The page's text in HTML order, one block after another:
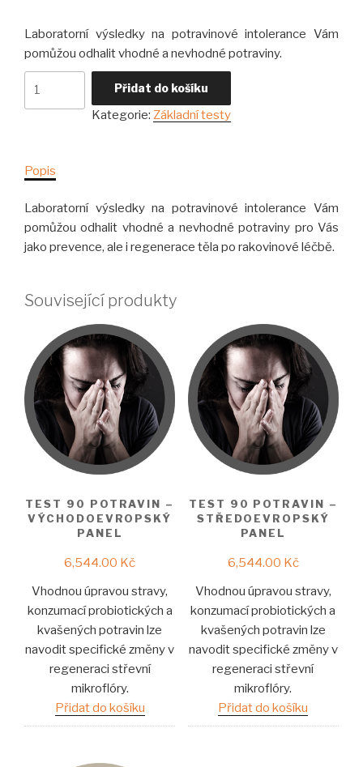
Laboratorní výsledky na potravinové intolerance Vám
pomůžou odhalit vhodné a nevhodné potraviny.
Přidat do košíku
Kategorie: Základní testy
Popis
Laboratorní výsledky na potravinové intolerance Vám
pomůžou odhalit vhodné a nevhodné potraviny pro Vás
jako prevence, ale i regenerace těla po rakovinové léčbě.
Související produkty
TEST 90 POTRAVIN –
VÝCHODOEVROPSKÝ
PANEL
6,544.00 Kč
Vhodnou úpravou stravy,
konzumací probiotických a
kvašených potravin lze
navodit specifické změny v
regeneraci střevní
mikroflóry.
Přidat do košíku
TEST 90 POTRAVIN –
STŘEDOEVROPSKÝ
PANEL
6,544.00 Kč
Vhodnou úpravou stravy,
konzumací probiotických a
kvašených potravin lze
navodit specifické změny v
regeneraci střevní
mikroflóry.
Přidat do košíku